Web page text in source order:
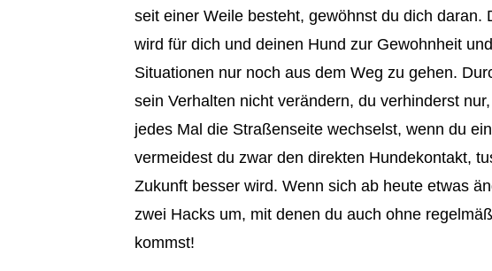
seit einer Weile besteht, gewöhnst du dich daran.
wird für dich und deinen Hund zur Gewohnheit
Situationen nur noch aus dem Weg zu gehen.
sein Verhalten nicht verändern, du verhinderst
jedes Mal die Straßenseite wechselst, wenn du
vermeidest du zwar den direkten Hundekontakt,
Zukunft besser wird. Wenn sich ab heute etwas
zwei Hacks um, mit denen du auch ohne
kommst!